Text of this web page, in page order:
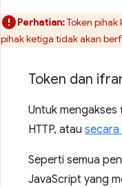
Perhatian:Token
pihak ketiga tidak akan
Token dan
Untuk
HTTP, atau
Seperti semua
JavaScript yang